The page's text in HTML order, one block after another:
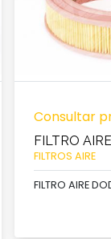
Consultar
FILTRO
FILTROS AIRE
FILTRO AIRE